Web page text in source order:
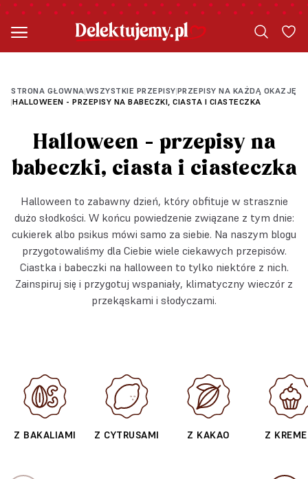
STRONA GŁOWNA|WSZYSTKIE PRZEPISY|PRZEPISY NA KAŻDĄ OKAZJĘ
|HALLOWEEN - PRZEPISY NA BABECZKI, CIASTA I CIASTECZKA
Halloween - przepisy na
babeczki, ciasta i ciasteczka
Halloween to zabawny dzień, który obfituje w strasznie
dużo słodkości. W końcu powiedzenie związane z tym dnie:
cukierek albo psikus mówi samo za siebie. Na naszym blogu
przygotowaliśmy dla Ciebie wiele ciekawych przepisów.
Ciastka i babeczki na halloween to tylko niektóre z nich.
Zainspiruj się i przygotuj wspaniały, klimatyczny wieczór z
przekąskami i słodyczami.
Z BAKALIAMI Z CYTRUSAMI Z KAKAO Z